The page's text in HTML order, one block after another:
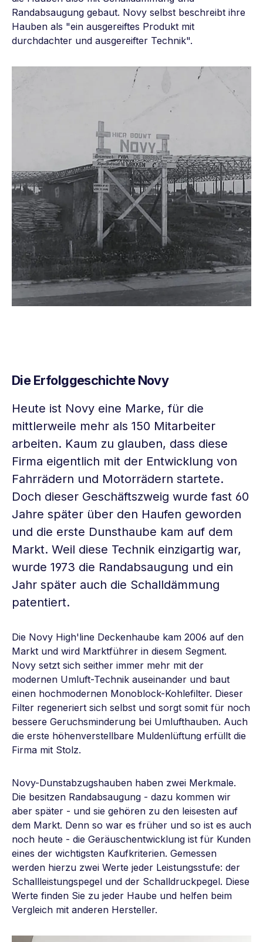
Randabsaugung gebaut. Novy selbst beschreibt ihre
Hauben als "ein ausgereiftes Produkt mit
durchdachter und ausgereifter Technik".
Die Erfolggeschichte Novy
Heute ist Novy eine Marke, für die
mittlerweile mehr als 150 Mitarbeiter
arbeiten. Kaum zu glauben, dass diese
Firma eigentlich mit der Entwicklung von
Fahrrädern und Motorrädern startete.
Doch dieser Geschäftszweig wurde fast 60
Jahre später über den Haufen geworden
und die erste Dunsthaube kam auf dem
Markt. Weil diese Technik einzigartig war,
wurde 1973 die Randabsaugung und ein
Jahr später auch die Schalldämmung
patentiert.
Die Novy High'line Deckenhaube kam 2006 auf den
Markt und wird Marktführer in diesem Segment.
Novy setzt sich seither immer mehr mit der
modernen Umluft-Technik auseinander und baut
einen hochmodernen Monoblock-Kohlefilter. Dieser
Filter regeneriert sich selbst und sorgt somit für noch
bessere Geruchsminderung bei Umlufthauben. Auch
die erste höhenverstellbare Muldenlüftung erfüllt die
Firma mit Stolz.
Novy-Dunstabzugshauben haben zwei Merkmale.
Die besitzen Randabsaugung - dazu kommen wir
aber später - und sie gehören zu den leisesten auf
dem Markt. Denn so war es früher und so ist es auch
noch heute - die Geräuschentwicklung ist für Kunden
eines der wichtigsten Kaufkriterien. Gemessen
werden hierzu zwei Werte jeder Leistungsstufe: der
Schallleistungspegel und der Schalldruckpegel. Diese
Werte finden Sie zu jeder Haube und helfen beim
Vergleich mit anderen Hersteller.